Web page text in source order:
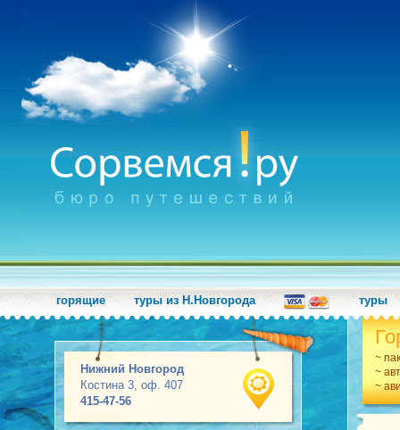
горящие туры из Н.Новгорода туры
Нижний Новгород
Костина 3, оф. 407
415-47-56
~
~
~